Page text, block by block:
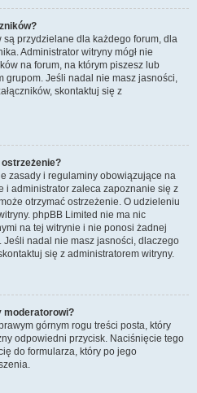
są przydzielane dla każdego forum, dla
Administrator witryny mógł nie
na forum, na którym piszesz lub
grupom. Jeśli nadal nie masz jasności,
skontaktuj się z
ostrzeżenie?
zasady i regulaminy obowiązujące na
i administrator zaleca zapoznanie się z
otrzymać ostrzeżenie. O udzieleniu
phpBB Limited nie ma nic
na tej witrynie i nie ponosi żadnej
nadal nie masz jasności, dlaczego
się z administratorem witryny.
moderatorowi?
górnym rogu treści posta, który
odpowiedni przycisk. Naciśnięcie tego
do formularza, który po jego